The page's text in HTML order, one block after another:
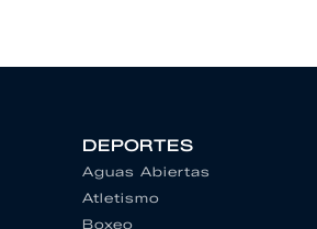
DEPORTES
Aguas Abiertas
Atletismo
Boxeo